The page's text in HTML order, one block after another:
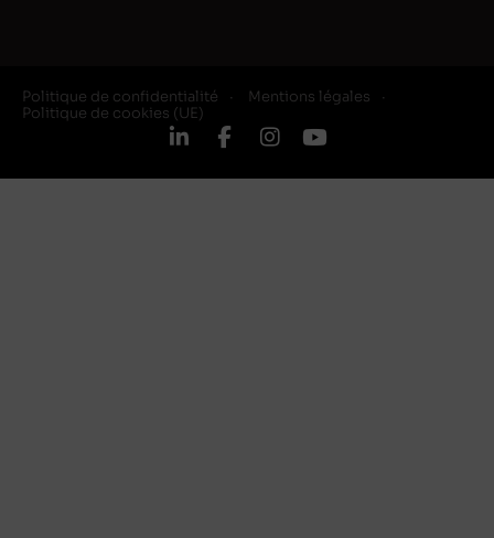
Politique de confidentialité
Mentions légales
Politique de cookies (UE)